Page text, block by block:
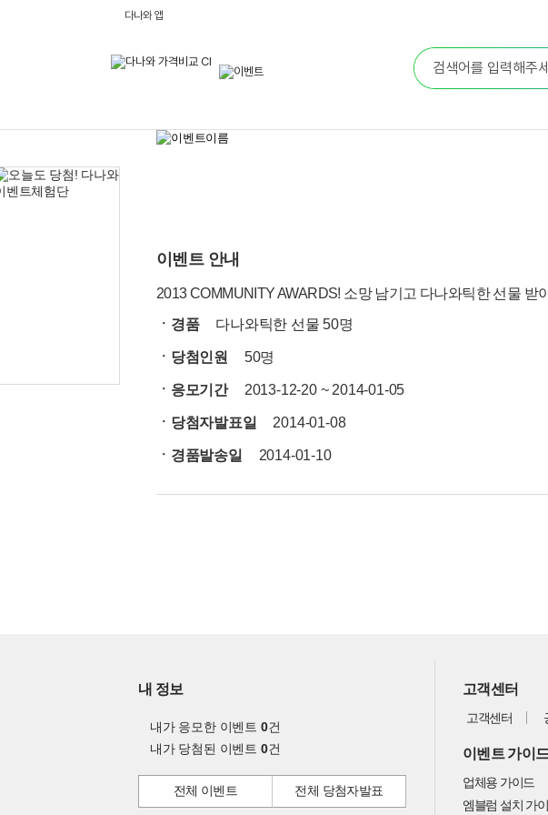
다나와 앱
이벤트 안내
2013 COMMUNITY AWARDS! 소망 남기고 다나와틱한 선물 받
ㆍ경품
다나와틱한 선물 50명
ㆍ당첨인원 50명
ㆍ응모기간 2013-12-20 ~ 2014-01-05
ㆍ당첨자발표일 2014-01-08
ㆍ경품발송일 2014-01-10
내 정보
내가 응모한 이벤트 0건
내가 당첨된 이벤트 0건
전체 이벤트 전체 당첨자발표
고객센터
고객센터
이벤트 가이
업체용 가이드
엠블럼 설치 가